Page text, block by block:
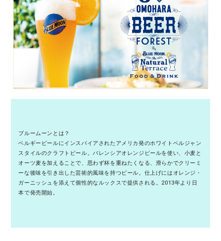
ブルームーンとは？
ベルギービールにインスパイアされたアメリカ発のホワイトベルジャン
スタイルのクラフトビール。バレンシアオレンジピールを使い、小麦と
オーツ麦を加えることで、思わず杯を重ねたくなる、滑らかでクリーミ
ーな後味を引き出した芸術的風味を持つビール。仕上げにはオレンジ・
ガーニッシュを添えて個性的なルックスで提供される。2013年より日
本で発売開始。